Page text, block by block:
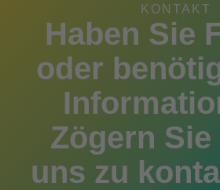
KONTAKT
Haben Sie
oder
Zögern
uns zu